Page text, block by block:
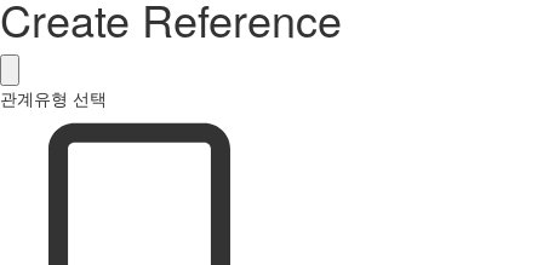
Create Reference
관계유형 선택